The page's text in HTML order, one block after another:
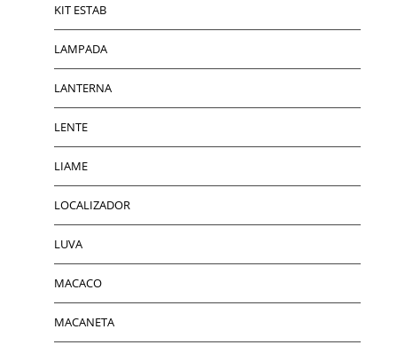
KIT ESTAB
LAMPADA
LANTERNA
LENTE
LIAME
LOCALIZADOR
LUVA
MACACO
MACANETA